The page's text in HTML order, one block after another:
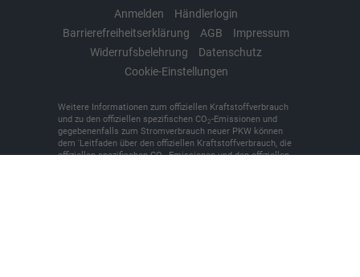
Anmelden
Händlerlogin
Barrierefreiheitserklärung
AGB
Impressum
Widerrufsbelehrung
Datenschutz
Cookie-Einstellungen
Weitere Informationen zum offiziellen Kraftstoffverbrauch
und zu den offiziellen spezifischen CO2-Emissionen und
gegebenenfalls zum Stromverbrauch neuer PKW können
dem 'Leitfaden über den offiziellen Kraftstoffverbrauch, die
offiziellen spezifischen CO -Emissionen und den offiziellen